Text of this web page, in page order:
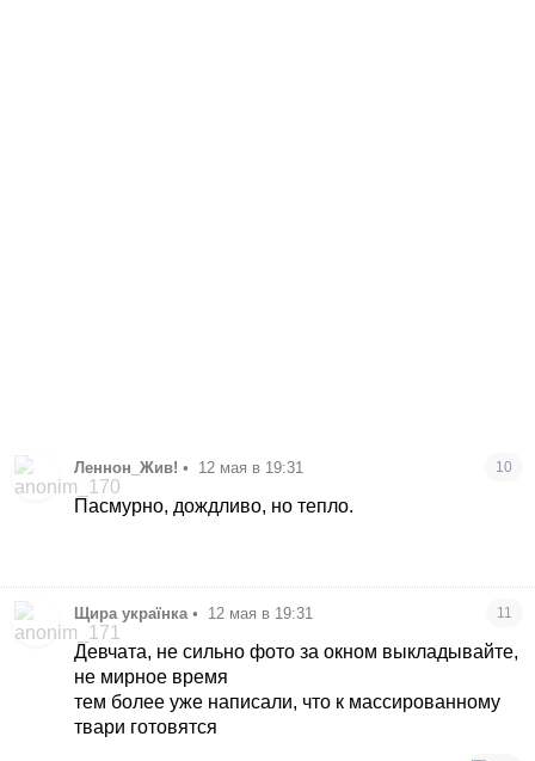
Леннон_Жив! • 12 мая в 19:31 10
Пасмурно, дождливо, но тепло.
Щира українка • 12 мая в 19:31 11
Девчата, не сильно фото за окном выкладывайте,
не мирное время
тем более уже написали, что к массированному
твари готовятся